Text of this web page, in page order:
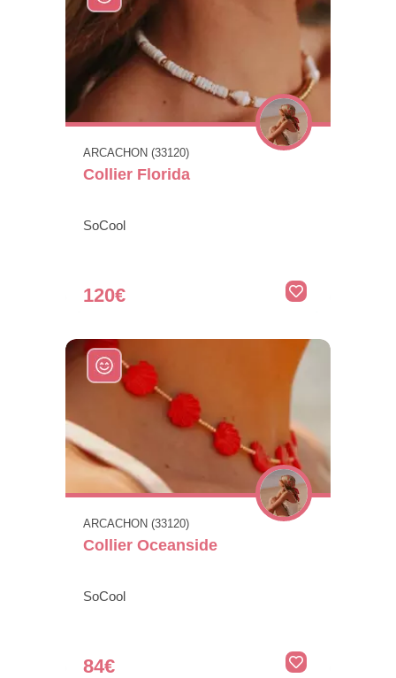
ARCACHON (33120)
Collier Florida
SoCool
120€
ARCACHON (33120)
Collier Oceanside
SoCool
84€